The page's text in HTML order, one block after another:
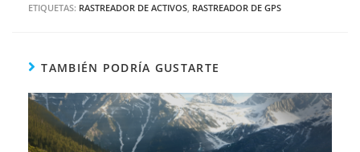
ETIQUETAS: RASTREADOR DE ACTIVOS RASTREADOR DE GPS
TAMBIÉN PODRÍA GUSTARTE